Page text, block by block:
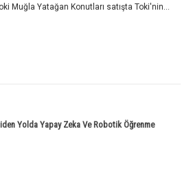
Muğla Yatağan Konutları satışta Toki'nin...
Yolda Yapay Zeka Ve Robotik Öğrenme